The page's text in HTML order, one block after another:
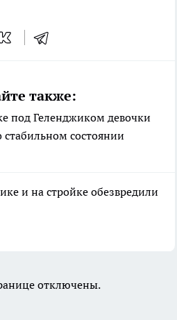
также:
под Геленджиком девочки
состоянии
и на стройке обезвредили
отключены.